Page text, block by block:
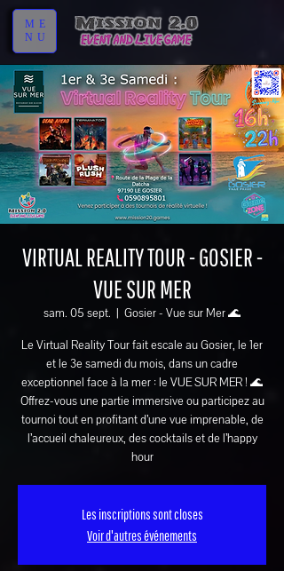
ME
NU
VIRTUAL REALITY TOUR - GOSIER -
VUE SUR MER
sam. 05 sept.
  |
Gosier - Vue sur Mer 🌊
Le Virtual Reality Tour fait escale au Gosier, le 1er
et le 3e samedi du mois, dans un cadre
exceptionnel face à la mer : le VUE SUR MER ! 🌊
Offrez-vous une partie immersive ou participez au
tournoi tout en profitant d’une vue imprenable, de
l’accueil chaleureux, des cocktails et de l’happy
hour
Les inscriptions sont closes
Voir d'autres événements